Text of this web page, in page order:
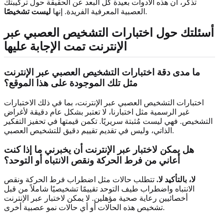
تذكر، أن هذه الأدوات بعيدة كل البعد عن الحقيقة حول تركيبتك
العصبية المعرفية الفريدة. إنها ليست تشخيصًا .
أسئلتك حول اختبارات التشخيص العصبي عبر
الإنترنت تمت الإجابة عليها
ما مدى دقة اختبارات التشخيص العصبي عبر الإنترنت
مثل تلك الموجودة على هذا الموقع؟
اختبارات التشخيص العصبي عبر الإنترنت، بما في ذلك الاختبارات
غير الرسمية مثل اختبارنا، لا تعتبر بشكل عام دقيقة لأغراض
التشخيص. فهي ليست مُثبتة سريريًا. تكمن قيمتها في تحفيز التفكير
الذاتي، وليس في تقديم تقييم دقيق للتشخيص العصبي.
هل يمكن لاختبار عبر الإنترنت أن يخبرني ما إذا كنت
أعاني من فرط الحركة ونقص الانتباه أو التوحد؟
لا، بالتأكيد لا. تتطلب حالات مثل اضطراب فرط الحركة ونقص
الانتباه واضطراب طيف التوحد تقييمًا تشخيصيًا شاملاً من قبل
أخصائيين رعاية صحية مؤهلين. لا يمكن لاختبار عبر الإنترنت
تشخيص هذه الحالات أو أي حالات نمو عصبية أخرى.